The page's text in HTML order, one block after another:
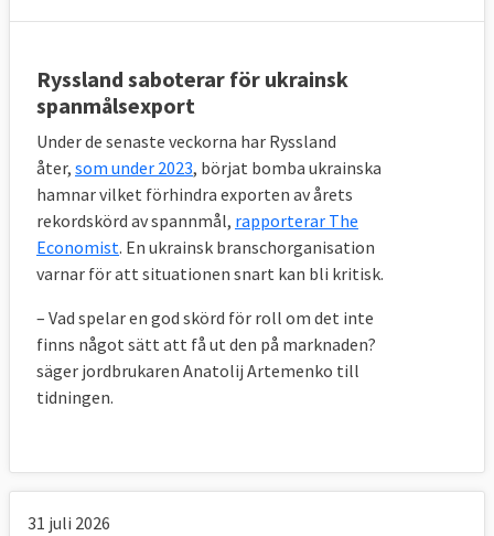
Ryssland saboterar för ukrainsk
spanmålsexport
Under de senaste veckorna har Ryssland
åter, som under 2023, börjat bomba ukrainska
hamnar vilket förhindra exporten av årets
rekordskörd av spannmål, rapporterar The
Economist. En ukrainsk branschorganisation
varnar för att situationen snart kan bli kritisk.
– Vad spelar en god skörd för roll om det inte
finns något sätt att få ut den på marknaden?
säger jordbrukaren Anatolij Artemenko till
tidningen.
31 juli 2026